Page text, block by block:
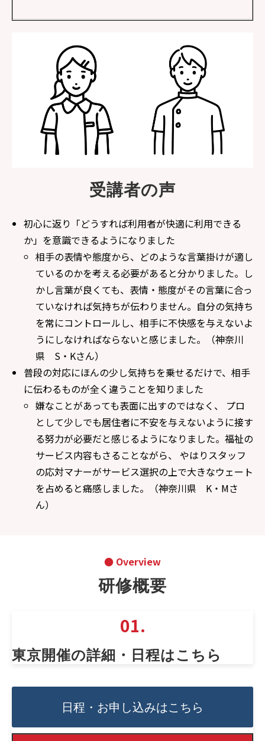
受講者の声
初心に返り「どうすれば利用者が快適に利用できる
か」を意識できるようになりました
相手の表情や態度から、どのような言葉掛けが適し
ているのかを考える必要があると分かりました。し
かし言葉が良くても、表情・態度がその言葉に合っ
ていなければ気持ちが伝わりません。自分の気持ち
を常にコントロールし、相手に不快感を与えないよ
うにしなければならないと感じました。（神奈川
県 S・Kさん）
普段の対応にほんの少し気持ちを乗せるだけで、相手
に伝わるものが全く違うことを知りました
嫌なことがあっても表面に出すのではなく、 プロ
として少しでも居住者に不安を与えないように接す
る努力が必要だと感じるようになりました。福祉の
サービス内容もさることながら、 やはりスタッフ
の応対マナーがサービス選択の上で大きなウェート
を占めると痛感しました。（神奈川県 K・Mさ
ん）
● Overview
研修概要
01.
東京開催の詳細・日程はこちら
日程・お申し込みはこちら